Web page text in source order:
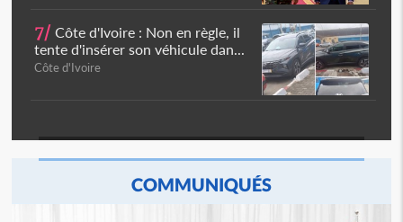
7/ Côte d'Ivoire : Non en règle, il
tente d'insérer son véhicule dan...
Côte d'Ivoire
COMMUNIQUÉS